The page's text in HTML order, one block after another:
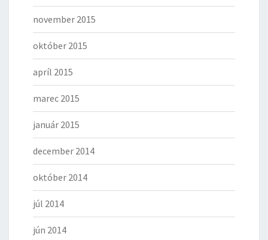
november 2015
október 2015
apríl 2015
marec 2015
január 2015
december 2014
október 2014
júl 2014
jún 2014